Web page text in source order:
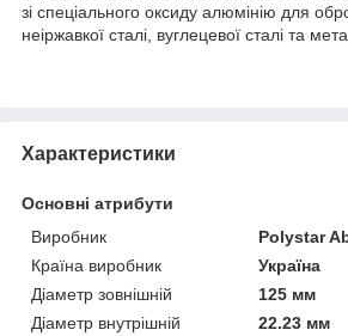
зі спеціального оксиду алюмінію для
неіржавкої сталі, вуглецевої сталі та
Характеристики
Основні атрибути
Виробник
Polystar
Країна виробник
Україна
Діаметр зовнішній
125 мм
Діаметр внутрішній
22.23 мм